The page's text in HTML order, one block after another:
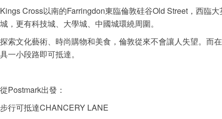
Kings Cross以南的Farringdon東臨倫敦硅谷Old Street，西臨
城，更有科技城、大學城、中國城環繞周圍。
探索文化藝術、時尚購物和美食，倫敦從來不會讓人失望。而
具一小段路即可抵達。
從Postmark出發：
步行可抵達CHANCERY LANE